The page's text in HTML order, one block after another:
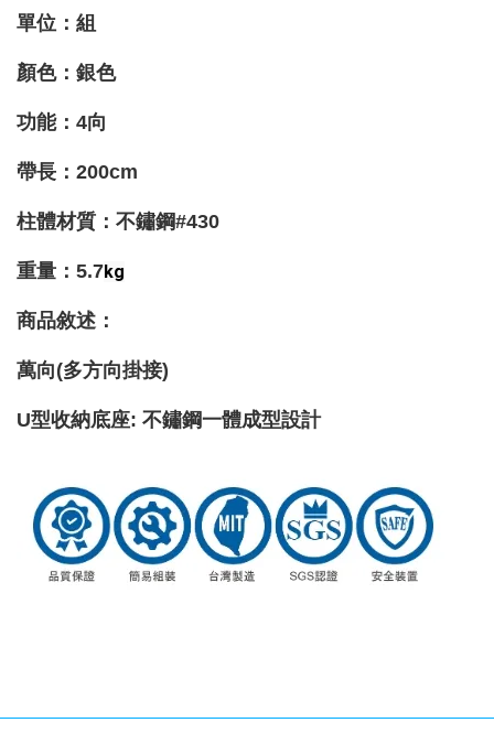
單位：組
顏色：銀色
功能：4向
帶長：200cm
柱體材質 ：不鏽鋼#430
重量 ：5.7kg
商品敘述：
萬向(多方向掛接)
U型收納底座: 不鏽鋼一體成型設計